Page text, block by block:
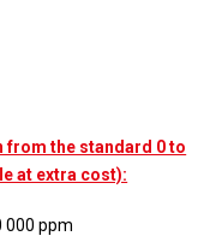
from the standard 0 to
at extra cost):
000 ppm